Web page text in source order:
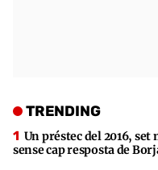
TRENDING
Un préstec del 2016,
sense cap resposta de